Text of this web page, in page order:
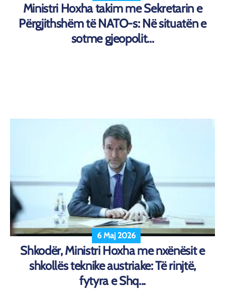
Ministri Hoxha takim me Sekretarin e
Përgjithshëm të NATO-s: Në situatën e
sotme gjeopolit...
6 Maj 2026
Shkodër, Ministri Hoxha me nxënësit e
shkollës teknike austriake: Të rinjtë,
fytyra e Shq...